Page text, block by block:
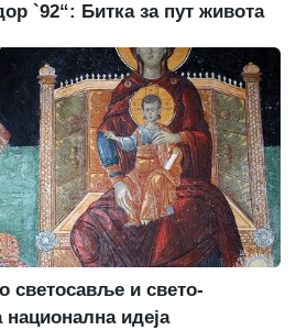
`92“: Битка за пут живота
светосавље и свето-
национална идеја